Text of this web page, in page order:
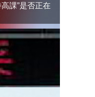
課”是否正在